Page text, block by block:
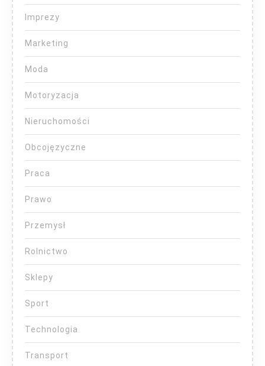
Imprezy
Marketing
Moda
Motoryzacja
Nieruchomości
Obcojęzyczne
Praca
Prawo
Przemysł
Rolnictwo
Sklepy
Sport
Technologia
Transport